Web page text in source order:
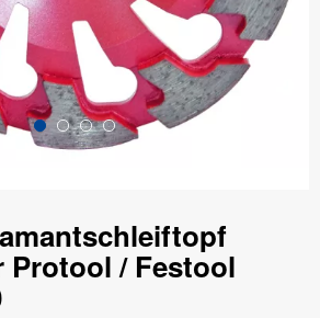
Protool / Festool